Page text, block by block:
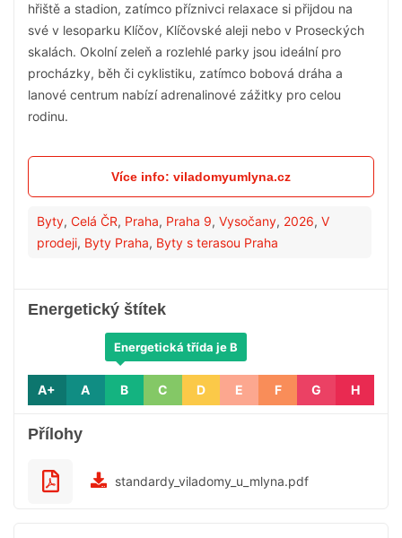
hřiště a stadion, zatímco příznivci relaxace si přijdou na
své v lesoparku Klíčov, Klíčovské aleji nebo v Proseckých
skalách. Okolní zeleň a rozlehlé parky jsou ideální pro
procházky, běh či cyklistiku, zatímco bobová dráha a
lanové centrum nabízí adrenalinové zážitky pro celou
rodinu.
Více info: viladomyumlyna.cz
Byty, Celá ČR, Praha, Praha 9, Vysočany, 2026, V
prodeji, Byty Praha, Byty s terasou Praha
Energetický štítek
A+ A B
Energetická třída je B
C D E F G H
Přílohy
standardy_viladomy_u_mlyna.pdf